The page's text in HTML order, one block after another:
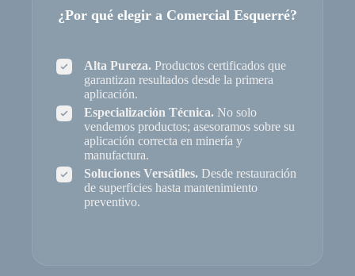
¿Por qué elegir a Comercial Esquerré?
Alta Pureza. Productos certificados que
garantizan resultados desde la primera
aplicación.
Especialización Técnica. No solo
vendemos productos; asesoramos sobre su
aplicación correcta en minería y
manufactura.
Soluciones Versátiles. Desde restauración
de superficies hasta mantenimiento
preventivo.